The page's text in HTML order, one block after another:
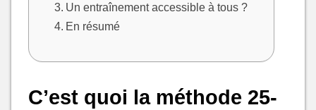
Un entraînement accessible à tous ?
En résumé
C’est quoi la méthode 25-